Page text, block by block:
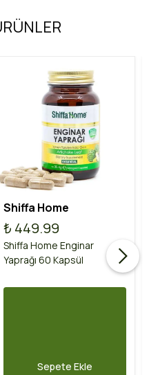
Shiffa Home
₺ 449.99
Shiffa Home Enginar
Yaprağı 60 Kapsül
Sepete Ekle